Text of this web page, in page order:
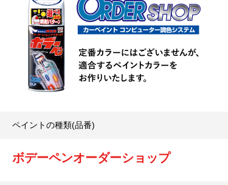
ペイントの種類(品番)
ボデーペンオーダーショップ